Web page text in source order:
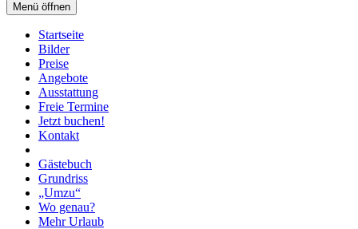
Menü öffnen
Startseite
Bilder
Preise
Angebote
Ausstattung
Freie Termine
Jetzt buchen!
Kontakt
Gästebuch
Grundriss
„Umzu“
Wo genau?
Mehr Urlaub